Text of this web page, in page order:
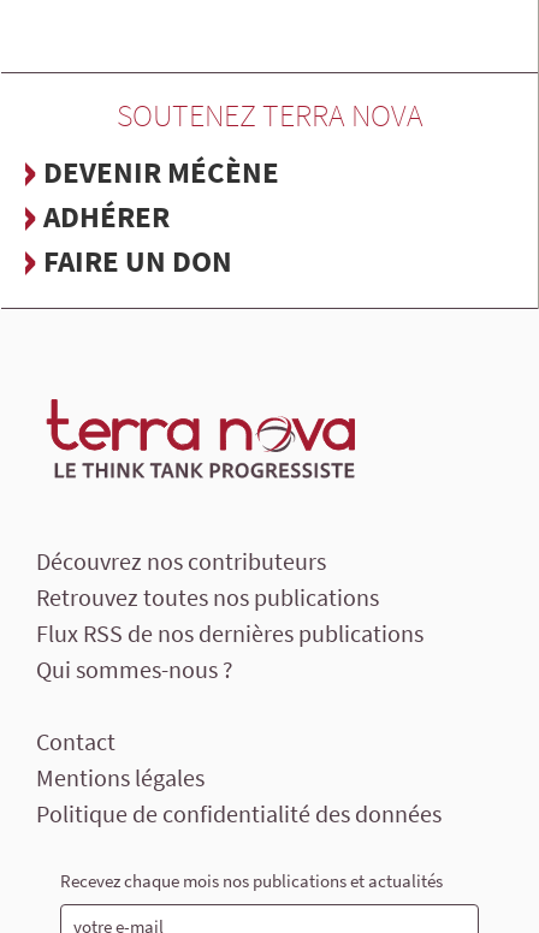
SOUTENEZ TERRA NOVA
DEVENIR MÉCÈNE
ADHÉRER
FAIRE UN DON
Découvrez nos contributeurs
Retrouvez toutes nos publications
Flux RSS de nos dernières publications
Qui sommes-nous ?
Contact
Mentions légales
Politique de confidentialité des données
Recevez chaque mois nos publications et actualités